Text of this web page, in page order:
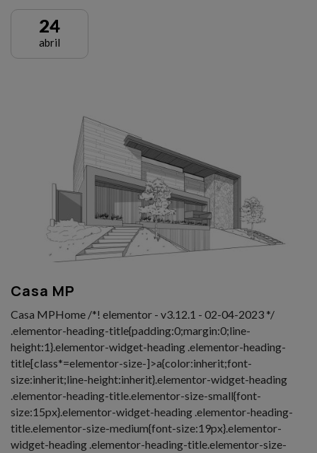
24
abril
Casa MP
Casa MPHome /*! elementor - v3.12.1 - 02-04-2023 */
.elementor-heading-title{padding:0;margin:0;line-
height:1}.elementor-widget-heading .elementor-heading-
title[class*=elementor-size-]>a{color:inherit;font-
size:inherit;line-height:inherit}.elementor-widget-heading
.elementor-heading-title.elementor-size-small{font-
size:15px}.elementor-widget-heading .elementor-heading-
title.elementor-size-medium{font-size:19px}.elementor-
widget-heading .elementor-heading-title.elementor-size-